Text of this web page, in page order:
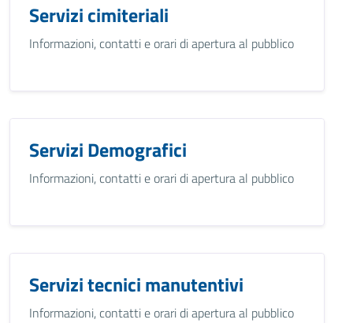
Servizi cimiteriali
Informazioni, contatti e orari di apertura al pubblico
Servizi Demografici
Informazioni, contatti e orari di apertura al pubblico
Servizi tecnici manutentivi
Informazioni, contatti e orari di apertura al pubblico